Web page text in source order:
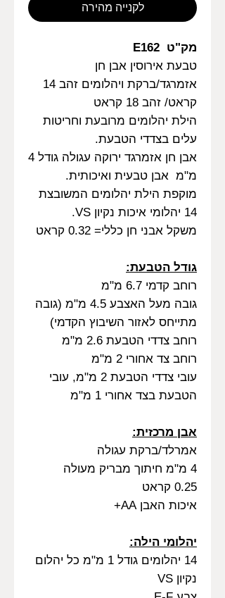
לקנייה מהירה
מק"ט E162
טבעת אירוסין אבן חן
אזמרגד/ברקת ויהלומים זהב 14
קראט/ זהב 18 קראט
הילת יהלומים מרובעת וחריטות
עלים בצדדי הטבעת.
אבן חן אזמרגד ירוקה עגולה גודל 4
מ"מ אבן טבעית ואיכותית.
מוקפת הילת יהלומים המשובצת
14 יהלומי איכות נקיון VS.
משקל אבני חן כללי= 0.32 קראט
גודל הטבעת:
רוחב קדמי 6.7 מ"מ
גובה מעל האצבע 4.5 מ"מ (גובה
מתייחס לאזור השיבוץ הקדמי)
רוחב צדדי הטבעת 2.6 מ"מ
רוחב צד אחורי 2 מ"מ
עובי צדדי הטבעת 2 מ"מ, עובי
הטבעת בצד אחורי 1 מ"מ
אבן מרכזית:
אמרלד/ברקת עגולה
4 מ"מ חיתוך מבריק מעולה
0.25 קראט
איכות האבן AA+
יהלומי הילה:
14 יהלומים גודל 1 מ"מ כל יהלום
נקיון VS